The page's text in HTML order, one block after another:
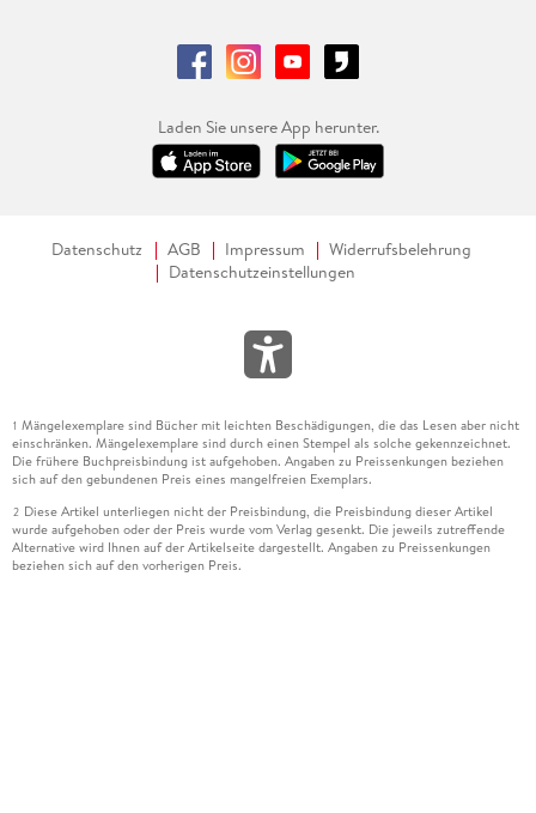
Laden Sie unsere App herunter.
Datenschutz AGB Impressum
Widerrufsbelehrung
Datenschutzeinstellungen
1 Mängelexemplare sind Bücher mit leichten Beschädigungen, die das Lesen aber nicht
einschränken. Mängelexemplare sind durch einen Stempel als solche gekennzeichnet.
Die frühere Buchpreisbindung ist aufgehoben. Angaben zu Preissenkungen beziehen
sich auf den gebundenen Preis eines mangelfreien Exemplars.
2 Diese Artikel unterliegen nicht der Preisbindung, die Preisbindung dieser Artikel
wurde aufgehoben oder der Preis wurde vom Verlag gesenkt. Die jeweils zutreffende
Alternative wird Ihnen auf der Artikelseite dargestellt. Angaben zu Preissenkungen
beziehen sich auf den vorherigen Preis.